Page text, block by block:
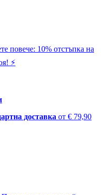
повече: 10% отстъпка на
⚡️
доставка от € 79,90